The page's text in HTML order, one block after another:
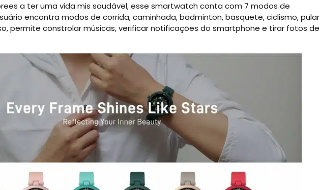
a ter uma vida mis saudável, esse smartwatch conta com 7 modos de
encontra modos de corrida, caminhada, badminton, basquete, ciclismo, pular
permite constrolar músicas, verificar notificações do smartphone e tirar fotos de